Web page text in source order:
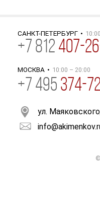
САНКТ-ПЕТЕРБУРГ •
+7 812 407-
МОСКВА • 10:00 – 20:00
+7 495 374-
ул.
©